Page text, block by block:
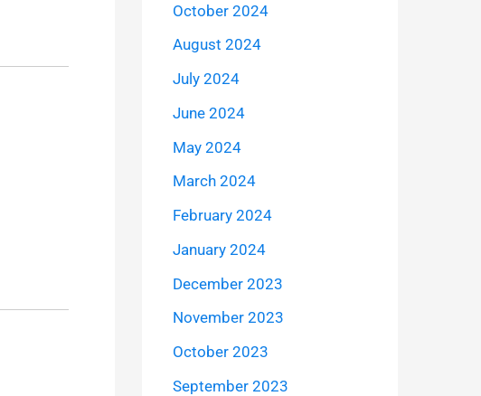
October 2024
August 2024
July 2024
June 2024
May 2024
March 2024
February 2024
January 2024
December 2023
November 2023
October 2023
September 2023